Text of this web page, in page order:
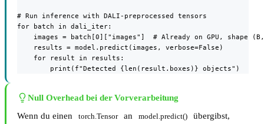
# Run inference with DALI-preprocessed tensors
for batch in dali_iter:
images = batch[0]["images"]  # Already on GPU, shape
    results = model.predict(images, verbose=False)
    for result in results:
        print(f"Detected {len(result.boxes)} objects")
Null Overhead bei der Vorverarbeitung
Wenn du einen
torch.Tensor an model.predict()
übergibst,